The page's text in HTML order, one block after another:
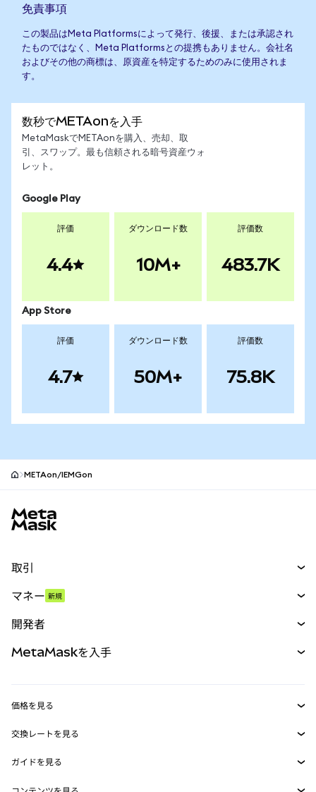
免責事項
この製品はMeta Platformsによって発行、後援、または承認され
たものではなく、Meta Platformsとの提携もありません。会社名
およびその他の商標は、原資産を特定するためのみに使用されま
す。
数秒でMETAonを入手
MetaMaskでMETAonを購入、売却、取
引、スワップ。最も信頼される暗号資産ウォ
レット。
Google Play
評価
4.4
ダウンロード数
10M+
評価数
483.7K
App Store
評価
4.7
ダウンロード数
50M+
評価数
75.8K
METAon/IEMGon
取引
パーペチュアル
RWA
マネー 新規
開発者
MetaMask Connect
Snaps
MetaMaskを入手
セキュリティ
価格を見る
イーサリアムの価格
Solanaの価格
交換レートを見る
ETH→USD
USDT→INR
ガイドを見る